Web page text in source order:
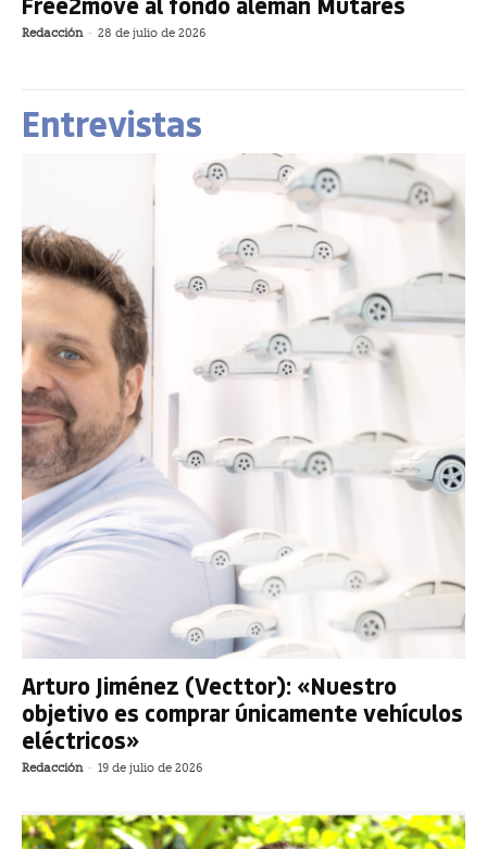
Redacción - 28 de julio de 2026
Entrevistas
Arturo Jiménez (Vecttor): «Nuestro
objetivo es comprar únicamente vehículos
eléctricos»
Redacción - 19 de julio de 2026